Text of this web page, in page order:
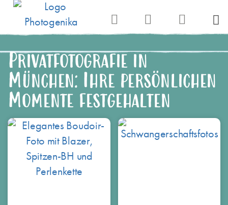
Privatfotografie in
München: Ihre persönlichen
Momente festgehalten